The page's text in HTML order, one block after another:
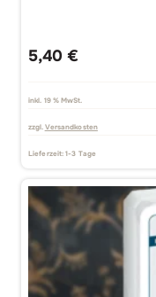
5,40 €
inkl. 19 % MwSt.
zzgl. Versandkosten
Lieferzeit:1-3 Tage